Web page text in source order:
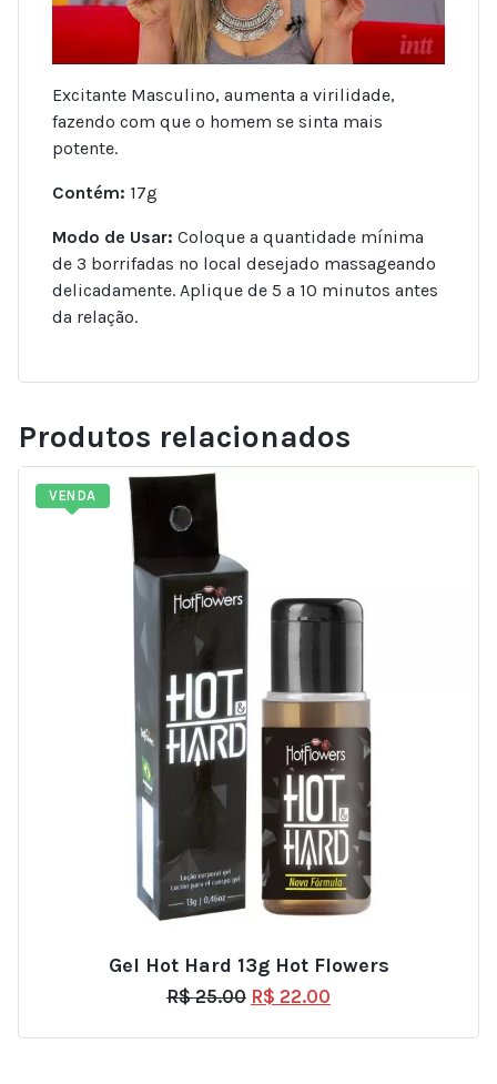
Excitante Masculino, aumenta a virilidade,
fazendo com que o homem se sinta mais
potente.
Contém: 17g
Modo de Usar: Coloque a quantidade mínima
de 3 borrifadas no local desejado massageando
delicadamente. Aplique de 5 a 10 minutos antes
da relação.
Produtos relacionados
VENDA
Gel Hot Hard 13g Hot Flowers
R$25.00 R$ 22.00